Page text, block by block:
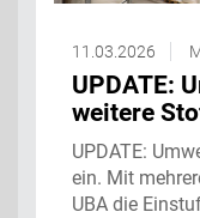
11.03.2026
UPDATE:
weitere
UPDATE:
ein. Mit
UBA die